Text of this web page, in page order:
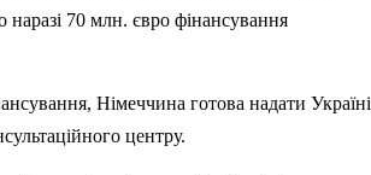
70 млн. євро фінансування
Німеччина готова надати Україні
центру.